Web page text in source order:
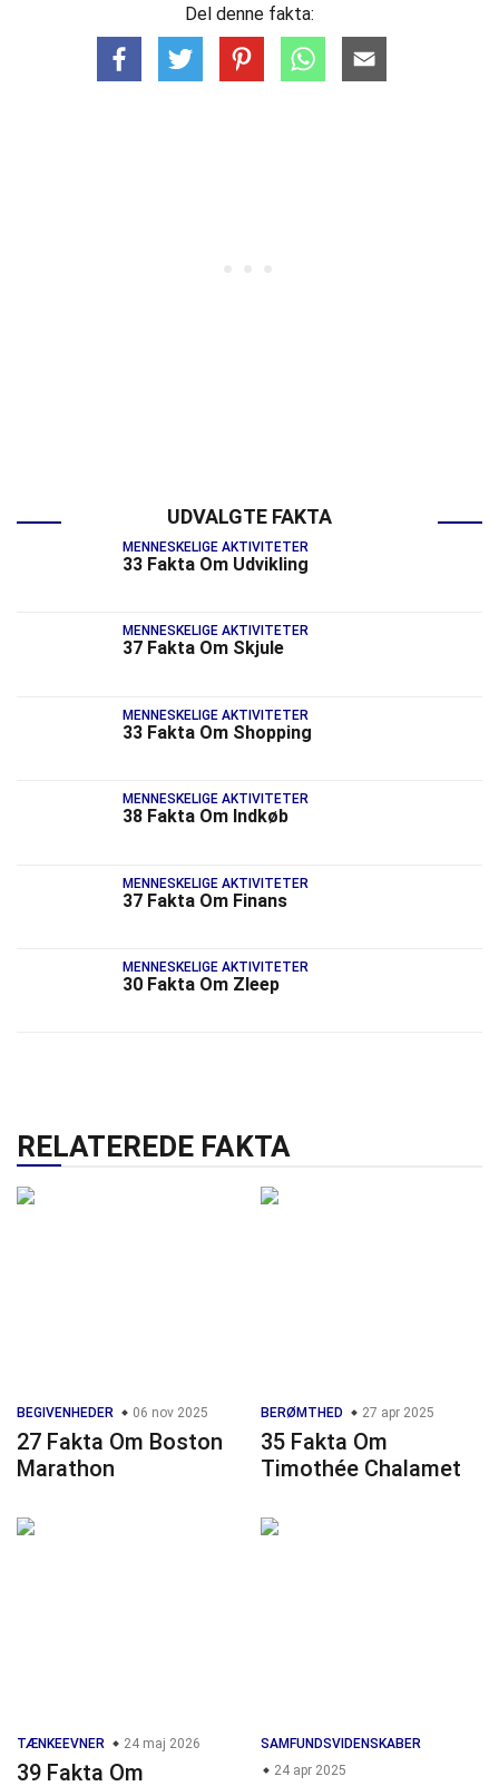
Del denne fakta:
UDVALGTE FAKTA
MENNESKELIGE AKTIVITETER
33 Fakta Om Udvikling
MENNESKELIGE AKTIVITETER
37 Fakta Om Skjule
MENNESKELIGE AKTIVITETER
33 Fakta Om Shopping
MENNESKELIGE AKTIVITETER
38 Fakta Om Indkøb
MENNESKELIGE AKTIVITETER
37 Fakta Om Finans
MENNESKELIGE AKTIVITETER
30 Fakta Om Zleep
RELATEREDE FAKTA
BEGIVENHEDER 06 nov 2025
27 Fakta Om Boston
Marathon
BERØMTHED 27 apr 2025
35 Fakta Om
Timothée Chalamet
TÆNKEEVNER 24 maj 2026
39 Fakta Om
SAMFUNDSVIDENSKABER
24 apr 2025